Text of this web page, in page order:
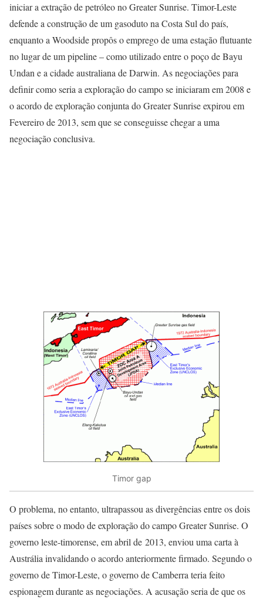
iniciar a extração de petróleo no Greater Sunrise. Timor-Leste
defende a construção de um gasoduto na Costa Sul do país,
enquanto a Woodside propôs o emprego de uma estação flutuante
no lugar de um pipeline – como utilizado entre o poço de Bayu
Undan e a cidade australiana de Darwin. As negociações para
definir como seria a exploração do campo se iniciaram em 2008 e
o acordo de exploração conjunta do Greater Sunrise expirou em
Fevereiro de 2013, sem que se conseguisse chegar a uma
negociação conclusiva.
Timor gap
O problema, no entanto, ultrapassou as divergências entre os dois
países sobre o modo de exploração do campo Greater Sunrise. O
governo leste-timorense, em abril de 2013, enviou uma carta à
Austrália invalidando o acordo anteriormente firmado. Segundo o
governo de Timor-Leste, o governo de Camberra teria feito
espionagem durante as negociações. A acusação seria de que os